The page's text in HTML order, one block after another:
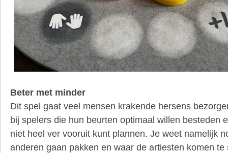
Beter met minder
Dit spel gaat veel mensen krakende hersens
bij spelers die hun beurten optimaal willen besteden
niet heel ver vooruit kunt plannen. Je weet namelijk
anderen gaan pakken en waar de artiesten komen te